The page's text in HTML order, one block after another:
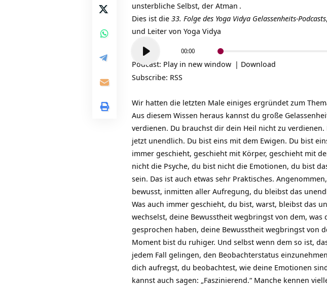
unsterbliche Selbst, der Atman .
Dies ist die 33. Folge des Yoga Vidya Gelassenheits-Podcasts
und Leiter von Yoga Vidya
Player
00:00
Podcast: Play in new window | Download
Subscribe: RSS
Wir hatten die letzten Male einiges ergründet zum
Aus diesem Wissen heraus kannst du große
verdienen. Du brauchst dir dein Heil nicht zu
jetzt unendlich. Du bist eins mit dem Ewigen. Du bist
immer geschieht, geschieht mit Körper, geschieht mit
nicht die Psyche, du bist nicht die Emotionen, du bist
sein. Das ist auch etwas sehr Praktisches.
bewusst, inmitten aller Aufregung, du bleibst das
Was auch immer geschieht, du bist, warst, bleibst das
wechselst, deine Bewusstheit wegbringst von dem,
gesprochen haben, deine Bewusstheit wegbringst von
Moment bist du ruhiger. Und selbst wenn dem so ist,
jedem Fall gelingen, den Beobachterstatus
dich aufregst, du beobachtest, wie deine Emotionen
kannst auch sagen: „Faszinierend.“ Manche kennen